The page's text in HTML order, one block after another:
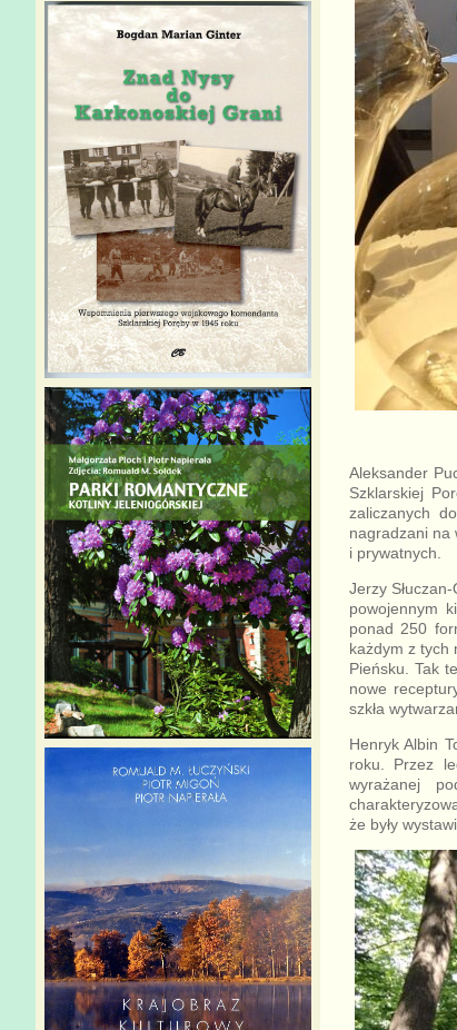
Aleksander
Szklarskiej
zaliczanych
nagradzani na
i prywatnych.
Jerzy
powojennym
ponad 250
każdym z tych
Pieńsku. Tak
nowe
szkła
Henryk Albin
roku. Przez
wyrażanej
że były